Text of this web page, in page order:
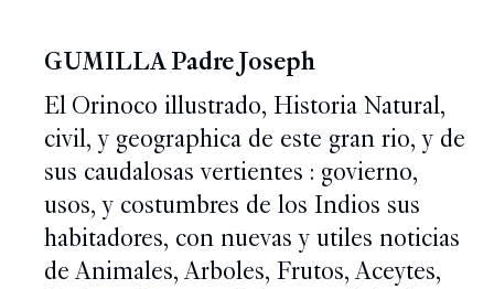
GUMILLA Padre Joseph
El Orinoco illustrado, Historia Natural,
civil, y geographica de este gran rio, y de
sus caudalosas vertientes : govierno,
usos, y costumbres de los Indios sus
habitadores, con nuevas y utiles noticias
de Animales, Arboles, Frutos, Aceytes,